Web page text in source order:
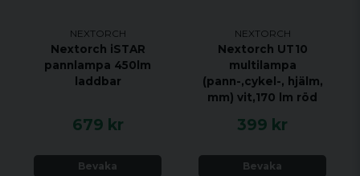
NEXTORCH
Nextorch iSTAR
pannlampa 450lm
laddbar
679 kr
Bevaka
NEXTORCH
Nextorch UT10
multilampa
(pann-,cykel-, hjälm,
mm) vit,170 lm röd
399 kr
Bevaka